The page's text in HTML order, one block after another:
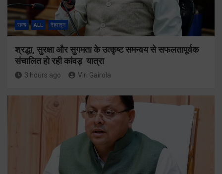
राज्य ALL देहरादून
श्रद्धा, सुरक्षा और सुगमता के उत्कृष्ट समन्वय से सफलतापूर्वक
संचालित हो रही कांवड़ यात्रा
3 hours ago Viri Gairola